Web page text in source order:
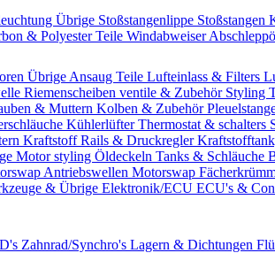
Übrige Stoßstangenlippe Stoßstangen
& Polyester Teile Windabweiser
Übrige Ansaug Teile Lufteinlass & Filters
Riemenscheiben ventile & Zubehör Styling
& Muttern Kolben & Zubehör
KühlerlüfterThermostat & schalters
Kraftstoff Rails & Druckregler
Motor styling Öldeckeln Tanks & Schläuche
Antriebswellen Motorswap
& Übrige Elektronik/ECU ECU's &
Zahnrad/Synchro's Lagern & Dichtungen